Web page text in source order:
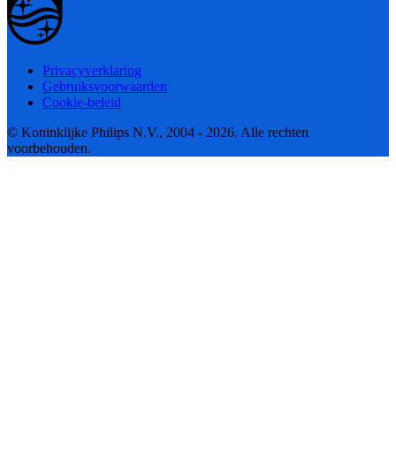
Privacyverklaring
Gebruiksvoorwaarden
Cookie-beleid
© Koninklijke Philips N.V., 2004 - 2026. Alle rechten
voorbehouden.